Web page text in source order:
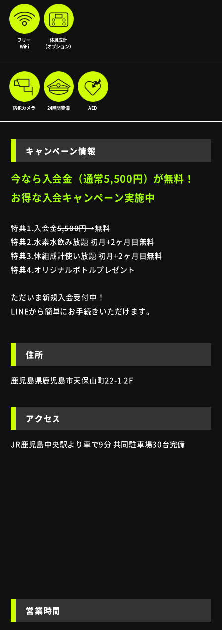
フリー
WiFi
体組成計
（オプション）
防犯カメラ 24時間警備 AED
キャンペーン情報
今なら入会金（通常5,500円） が無料！
お得な入会キャンペーン実施中
特典1.入会金5,500円→無料
特典2.水素水飲み放題 初月+2ヶ月目無料
特典3.体組成計使い放題 初月+2ヶ月目無料
特典4.オリジナルボトルプレゼント
ただいま新規入会受付中！
LINEから簡単にお手続きいただけます。
住所
鹿児島県鹿児島市天保山町22-1 2F
アクセス
JR鹿児島中央駅より車で9分 共同駐車場30台完備
営業時間